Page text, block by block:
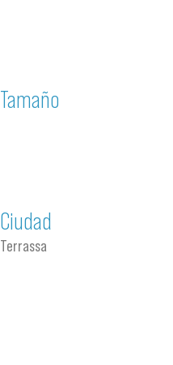
Tamaño
Ciudad
Terrassa